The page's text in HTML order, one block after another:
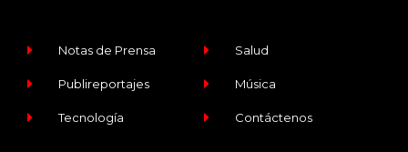
Notas de Prensa
Publireportajes
Tecnología
Salud
Música
Contáctenos